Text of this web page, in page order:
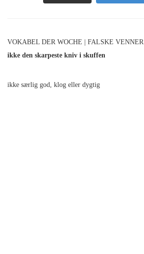
VOKABEL DER WOCHE | FALSKE VENNER
ikke den skarpeste kniv i skuffen
ikke særlig god, klog eller dygtig